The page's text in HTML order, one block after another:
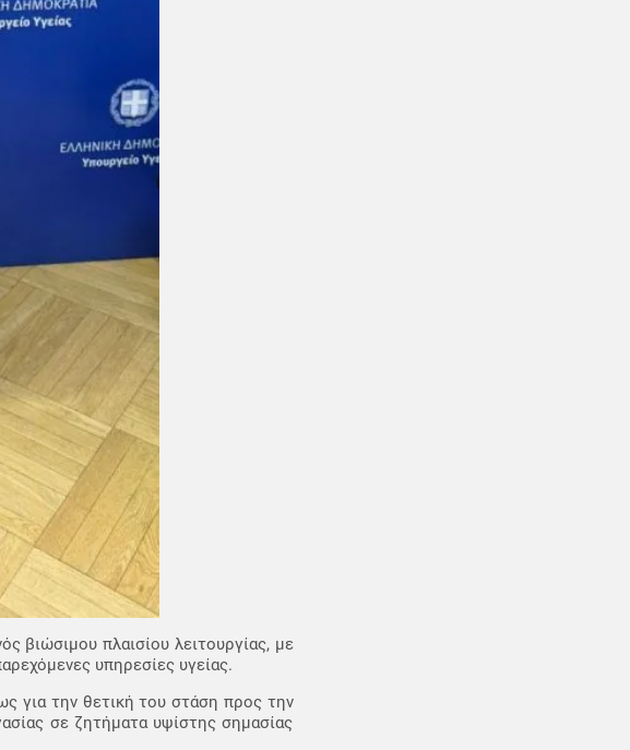
βιώσιμου πλαισίου λειτουργίας, με
υπηρεσίες υγείας.
για την θετική του στάση προς την
σε ζητήματα υψίστης σημασίας